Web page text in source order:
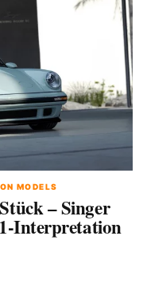
MODELS
– Singer
Interpretation